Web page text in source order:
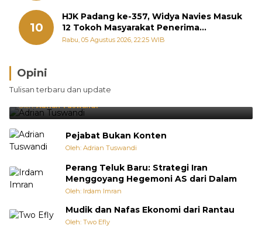
10
HJK Padang ke-357, Widya Navies Masuk
12 Tokoh Masyarakat Penerima
Penghargaan Pemko Padang
Rabu, 05 Agustus 2026, 22:25 WIB
Opini
Tulisan terbaru dan update
Brasil Lebih Diunggulkan, tetapi Jepang Selalu
Punya Cara Membuat Kejutan
Oleh:Adrian Tuswandi
Pejabat Bukan Konten
Oleh: Adrian Tuswandi
Perang Teluk Baru: Strategi Iran
Menggoyang Hegemoni AS dari Dalam
Oleh: Irdam Imran
Mudik dan Nafas Ekonomi dari Rantau
Oleh: Two Efly